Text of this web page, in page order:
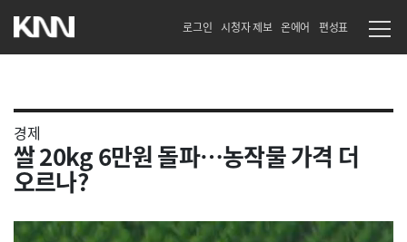
로그인 시청자 제보 온에어 편성표
경제
쌀 20kg 6만원 돌파…농작물 가격 더
오르나?